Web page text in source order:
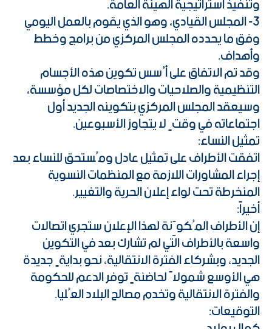
3- المجلس القيادي، وهو الذي يقوم بالعمل اليومي
وفق ما يحدده المجلس المركزي من برامج وخطط
وأهداف.
وقد تم الاتفاق على أُسس تكوين هذه الأجسام
التنظيمية والصلاحيات والاختصاصات لكل مؤسسة،
وسيعقد المجلس المركزي بتكوينه الجديد أول
اجتماعاته في وقتٍ لا يتجاوز الأسبوعين.
تمثيل النساء:
اتفقت الأطراف على تمثيل عادل ومُستحق للنساء بعد
إجراء المشاورات اللازمة مع المنظمات النسوية
المنخرطة تحت لواء إعلان الحرية والتغيير.
أخيراً:
إن الأطراف المُكوِّنة لهذا الإعلان ستجري اتصالات
واسعة بالأطراف التي لم تشارك بعد في التكوين
الجديد، وبشركاء الفترة الانتقالية، نحو بدايةٍ جديدة
هي الأوسع شمولاً لحاضنةٍ توفر الدعم للحكومة
والفترة الانتقالية وتخدم مصالح البلاد العُليا.
التوقيعات: